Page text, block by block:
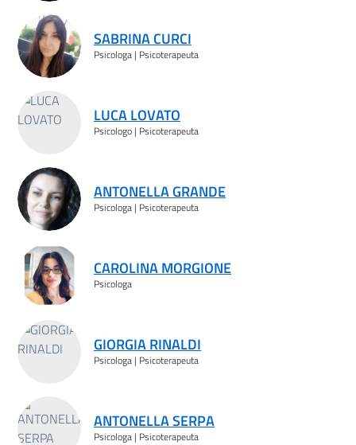
SABRINA CURCI
Psicologa | Psicoterapeuta
LUCA LOVATO
Psicologo | Psicoterapeuta
ANTONELLA GRANDE
Psicologa | Psicoterapeuta
CAROLINA MORGIONE
Psicologa
GIORGIA RINALDI
Psicologa | Psicoterapeuta
ANTONELLA SERPA
Psicologa | Psicoterapeuta